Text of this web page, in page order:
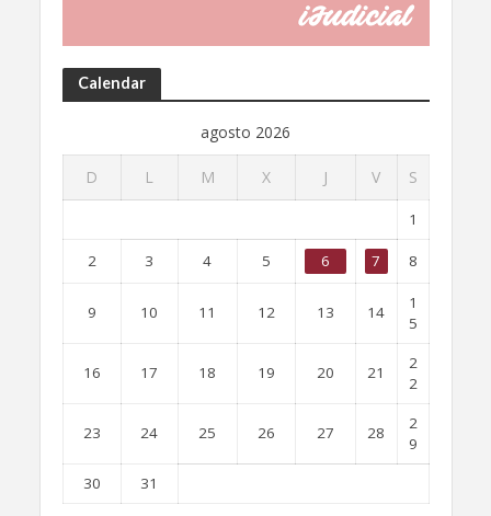
Calendar
agosto 2026
D L M X J V S
1
2 3 4 5 6 7 8
9 10 11 12 13 14
1
5
16 17 18 19 20 21
2
2
23 24 25 26 27 28
2
9
30
31